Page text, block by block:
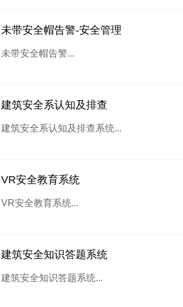
未带安全帽告警-安全管理
未带安全帽告警...
建筑安全系认知及排查
建筑安全系认知及排查系统...
VR安全教育系统
VR安全教育系统...
建筑安全知识答题系统
建筑安全知识答题系统...